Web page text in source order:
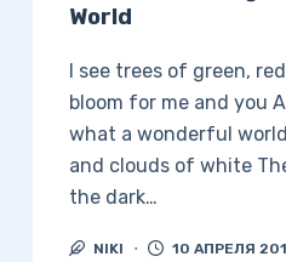
World
I see trees of green,
bloom for me and you
what a wonderful
and clouds of white
the dark…
NIKI 10 АПРЕЛЯ